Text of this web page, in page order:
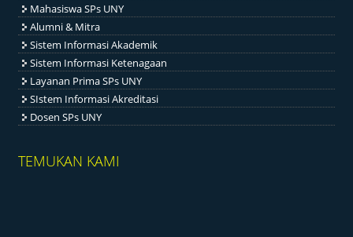
Mahasiswa SPs UNY
Alumni & Mitra
Sistem Informasi Akademik
Sistem Informasi Ketenagaan
Layanan Prima SPs UNY
SIstem Informasi Akreditasi
Dosen SPs UNY
TEMUKAN KAMI